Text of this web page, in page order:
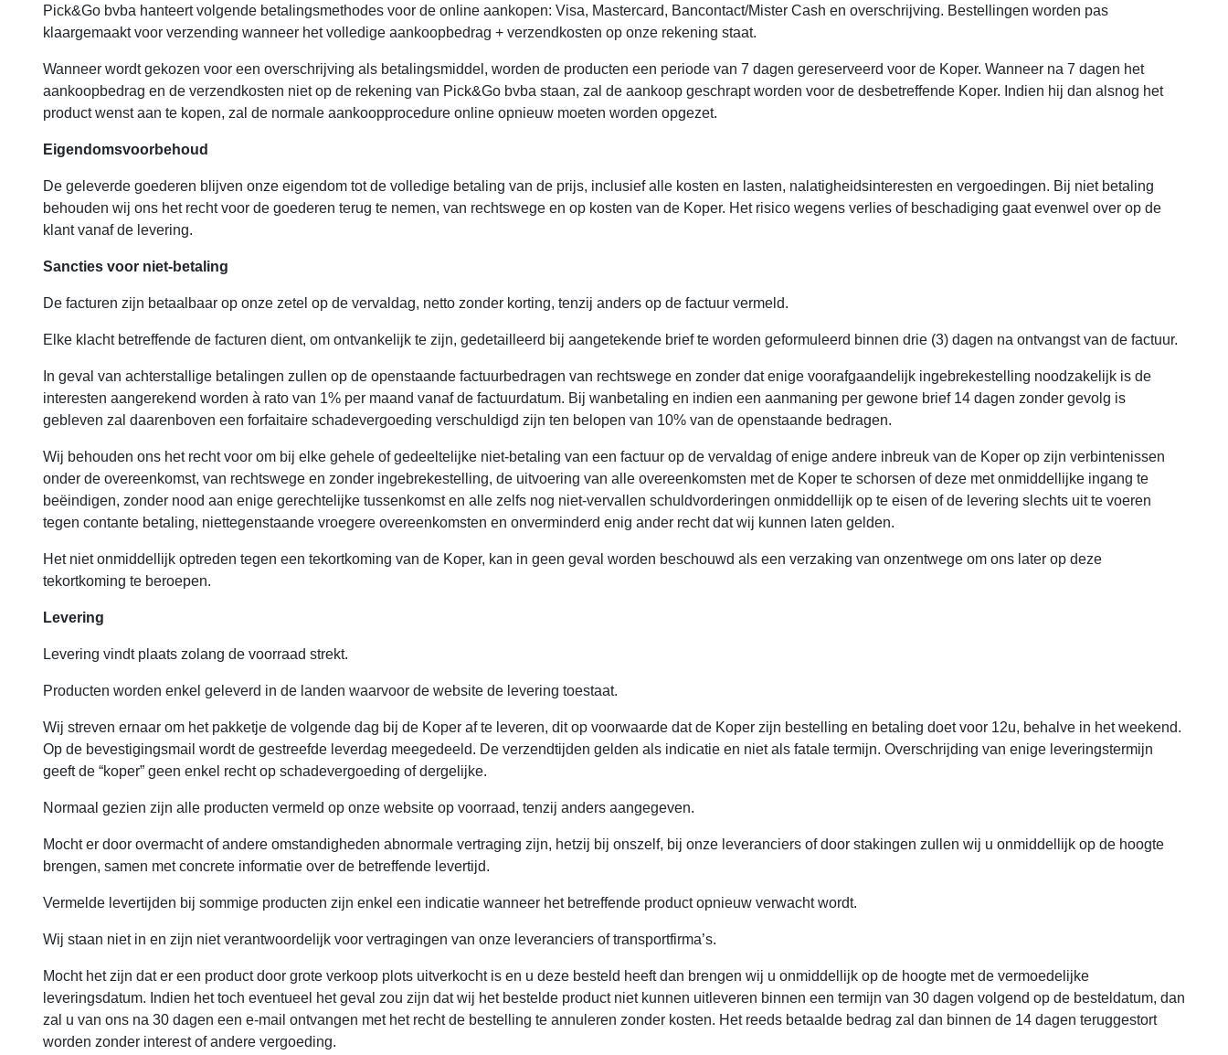
Pick&Go bvba hanteert volgende betalingsmethodes voor de online aankopen: Visa, Mastercard, Bancontact/Mister Cash en overschrijving. Bestellingen worden pas
klaargemaakt voor verzending wanneer het volledige aankoopbedrag + verzendkosten op onze rekening staat.
Wanneer wordt gekozen voor een overschrijving als betalingsmiddel, worden de producten een periode van 7 dagen gereserveerd voor de Koper. Wanneer na 7 dagen het
aankoopbedrag en de verzendkosten niet op de rekening van Pick&Go bvba staan, zal de aankoop geschrapt worden voor de desbetreffende Koper. Indien hij dan alsnog het
product wenst aan te kopen, zal de normale aankoopprocedure online opnieuw moeten worden opgezet.
Eigendomsvoorbehoud
De geleverde goederen blijven onze eigendom tot de volledige betaling van de prijs, inclusief alle kosten en lasten, nalatigheidsinteresten en vergoedingen. Bij niet betaling
behouden wij ons het recht voor de goederen terug te nemen, van rechtswege en op kosten van de Koper. Het risico wegens verlies of beschadiging gaat evenwel over op de
klant vanaf de levering.
Sancties voor niet-betaling
De facturen zijn betaalbaar op onze zetel op de vervaldag, netto zonder korting, tenzij anders op de factuur vermeld.
Elke klacht betreffende de facturen dient, om ontvankelijk te zijn, gedetailleerd bij aangetekende brief te worden geformuleerd binnen drie (3) dagen na ontvangst van de factuur.
In geval van achterstallige betalingen zullen op de openstaande factuurbedragen van rechtswege en zonder dat enige voorafgaandelijk ingebrekestelling noodzakelijk is de
interesten aangerekend worden à rato van 1% per maand vanaf de factuurdatum. Bij wanbetaling en indien een aanmaning per gewone brief 14 dagen zonder gevolg is
gebleven zal daarenboven een forfaitaire schadevergoeding verschuldigd zijn ten belopen van 10% van de openstaande bedragen.
Wij behouden ons het recht voor om bij elke gehele of gedeeltelijke niet-betaling van een factuur op de vervaldag of enige andere inbreuk van de Koper op zijn verbintenissen
onder de overeenkomst, van rechtswege en zonder ingebrekestelling, de uitvoering van alle overeenkomsten met de Koper te schorsen of deze met onmiddellijke ingang te
beëindigen, zonder nood aan enige gerechtelijke tussenkomst en alle zelfs nog niet-vervallen schuldvorderingen onmiddellijk op te eisen of de levering slechts uit te voeren
tegen contante betaling, niettegenstaande vroegere overeenkomsten en onverminderd enig ander recht dat wij kunnen laten gelden.
Het niet onmiddellijk optreden tegen een tekortkoming van de Koper, kan in geen geval worden beschouwd als een verzaking van onzentwege om ons later op deze
tekortkoming te beroepen.
Levering
Levering vindt plaats zolang de voorraad strekt.
Producten worden enkel geleverd in de landen waarvoor de website de levering toestaat.
Wij streven ernaar om het pakketje de volgende dag bij de Koper af te leveren, dit op voorwaarde dat de Koper zijn bestelling en betaling doet voor 12u, behalve in het weekend.
Op de bevestigingsmail wordt de gestreefde leverdag meegedeeld. De verzendtijden gelden als indicatie en niet als fatale termijn. Overschrijding van enige leveringstermijn
geeft de “koper” geen enkel recht op schadevergoeding of dergelijke.
Normaal gezien zijn alle producten vermeld op onze website op voorraad, tenzij anders aangegeven.
Mocht er door overmacht of andere omstandigheden abnormale vertraging zijn, hetzij bij onszelf, bij onze leveranciers of door stakingen zullen wij u onmiddellijk op de hoogte
brengen, samen met concrete informatie over de betreffende levertijd.
Vermelde levertijden bij sommige producten zijn enkel een indicatie wanneer het betreffende product opnieuw verwacht wordt.
Wij staan niet in en zijn niet verantwoordelijk voor vertragingen van onze leveranciers of transportfirma’s.
Mocht het zijn dat er een product door grote verkoop plots uitverkocht is en u deze besteld heeft dan brengen wij u onmiddellijk op de hoogte met de vermoedelijke
leveringsdatum. Indien het toch eventueel het geval zou zijn dat wij het bestelde product niet kunnen uitleveren binnen een termijn van 30 dagen volgend op de besteldatum, dan
zal u van ons na 30 dagen een e-mail ontvangen met het recht de bestelling te annuleren zonder kosten. Het reeds betaalde bedrag zal dan binnen de 14 dagen teruggestort
worden zonder interest of andere vergoeding.